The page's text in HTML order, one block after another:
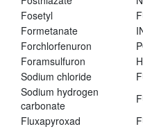
Fosetyl
Formetanate
Forchlorfenuron
Foramsulfuron
Sodium chloride
Sodium hydrogen
carbonate
Fluxapyroxad